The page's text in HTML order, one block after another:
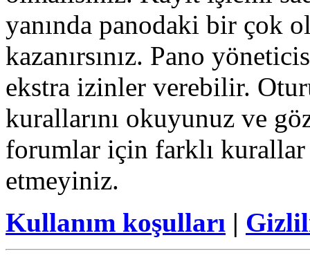
yanında panodaki bir çok
kazanırsınız. Pano
ekstra izinler verebilir.
kurallarını okuyunuz ve
forumlar için farklı kurallar
etmeyiniz.
Kullanım koşulları |